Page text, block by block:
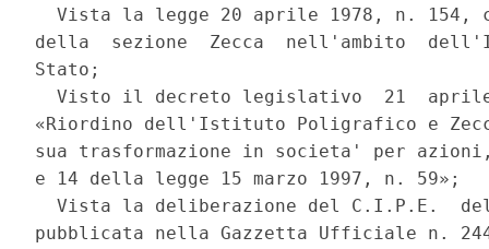
Vista la legge 20 aprile 1978, n. 154,
della  sezione  Zecca  nell'ambito
Stato;
Visto il decreto legislativo  21
«Riordino dell'Istituto Poligrafico e
sua trasformazione in societa' per
e 14 della legge 15 marzo 1997, n. 59»;
Vista la deliberazione del C.I.P.E.
pubblicata nella Gazzetta Ufficiale n.